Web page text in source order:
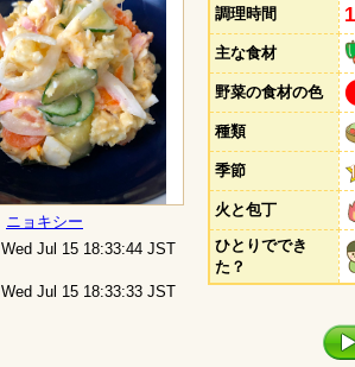
ニョキシー
Wed Jul 15 18:33:44 JST
Wed Jul 15 18:33:33 JST
調理時間
主な食材
野菜の食材の色
種類
季節
火と包丁
ひとりででき
た？